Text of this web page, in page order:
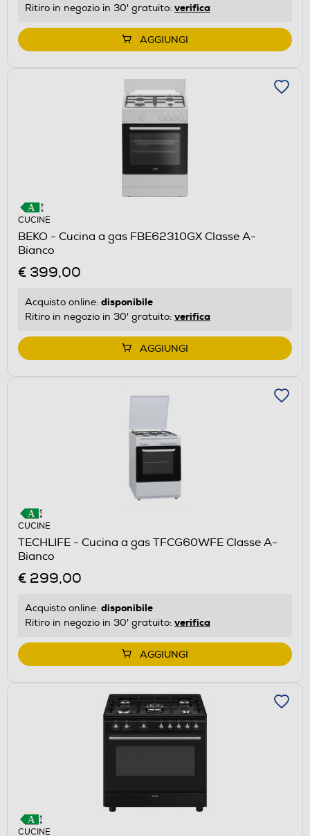
Ritiro in negozio in 30' gratuito: verifica
AGGIUNGI
CUCINE
BEKO - Cucina a gas FBE62310GX Classe A-
Bianco
€ 399,00
Acquisto online: disponibile
Ritiro in negozio in 30' gratuito: verifica
AGGIUNGI
CUCINE
TECHLIFE - Cucina a gas TFCG60WFE Classe A-
Bianco
€ 299,00
Acquisto online: disponibile
Ritiro in negozio in 30' gratuito: verifica
AGGIUNGI
CUCINE